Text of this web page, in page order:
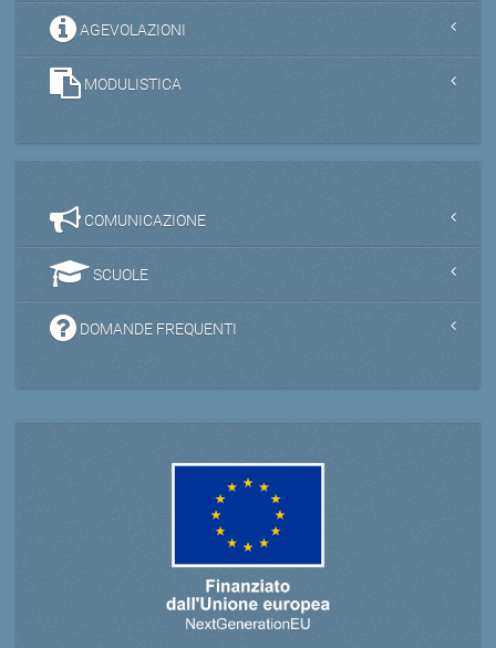
AGEVOLAZIONI
MODULISTICA
COMUNICAZIONE
SCUOLE
DOMANDE FREQUENTI